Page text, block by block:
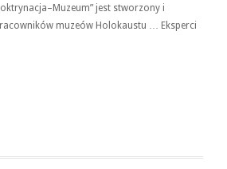
jest stworzony i
muzeów Holokaustu … Eksperci